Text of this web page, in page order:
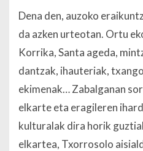
Dena den, auzoko
da azken urteotan. Ortu
Korrika, Santa ageda,
dantzak, ihauteriak,
ekimenak… Zabalganan
elkarte eta eragileren
kulturalak dira horik
elkartea, Txorrosolo